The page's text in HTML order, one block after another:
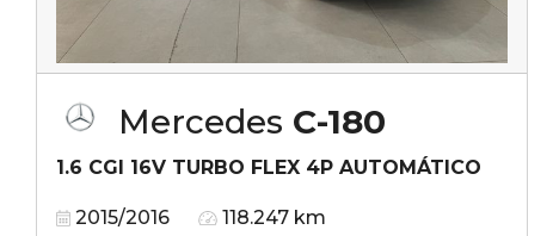
Mercedes C-180
1.6 CGI 16V TURBO FLEX 4P AUTOMÁTICO
2015/2016 118.247 km